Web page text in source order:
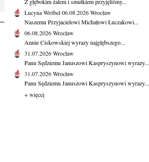
Lucyna Wróbel06.08.2026Wrocław
Naszemu Przyjacielowi Michałowi Łuczakowi...
06.08.2026Wrocław
Annie Ciskowskiej wyrazy najgłębszego...
31.07.2026Wrocław
Panu Sędziemu Januszowi Kaspryszynowi wyrazy...
31.07.2026Wrocław
Panu Sędziemu Januszowi Kaspryszynowi wyrazy...
+ więcej